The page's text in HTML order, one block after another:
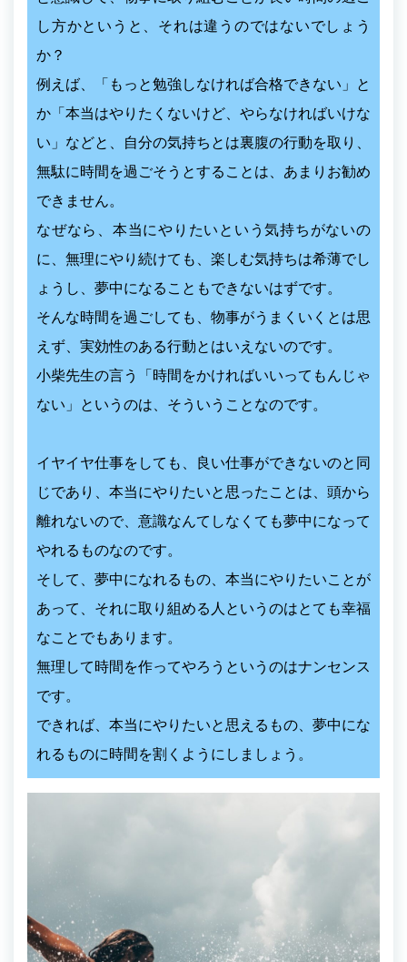
し方かというと、それは違うのではないでしょう
か？
例えば、「もっと勉強しなければ合格できない」と
か「本当はやりたくないけど、やらなければいけな
い」などと、自分の気持ちとは裏腹の行動を取り、
無駄に時間を過ごそうとすることは、あまりお勧め
できません。
なぜなら、本当にやりたいという気持ちがないの
に、無理にやり続けても、楽しむ気持ちは希薄でし
ょうし、夢中になることもできないはずです。
そんな時間を過ごしても、物事がうまくいくとは思
えず、実効性のある行動とはいえないのです。
小柴先生の言う「時間をかければいいってもんじゃ
ない」というのは、そういうことなのです。
イヤイヤ仕事をしても、良い仕事ができないのと同
じであり、本当にやりたいと思ったことは、頭から
離れないので、意識なんてしなくても夢中になって
やれるものなのです。
そして、夢中になれるもの、本当にやりたいことが
あって、それに取り組める人というのはとても幸福
なことでもあります。
無理して時間を作ってやろうというのはナンセンス
です。
できれば、本当にやりたいと思えるもの、夢中にな
れるものに時間を割くようにしましょう。